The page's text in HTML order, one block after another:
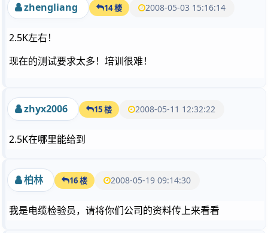
zhengliang 14 楼 2008-05-03 15:16:14
2.5K左右！
现在的测试要求太多！培训很难！
zhyx2006 15 楼 2008-05-11 12:32:22
2.5K在哪里能给到
柏林 16 楼 2008-05-19 09:14:30
我是电缆检验员，请将你们公司的资料传上来看看